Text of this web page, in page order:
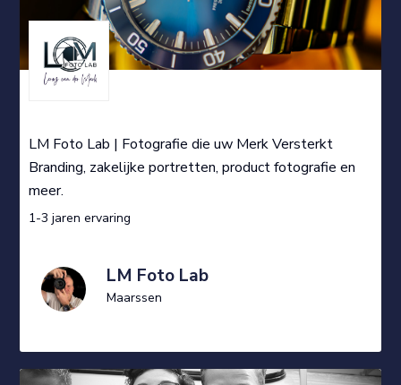
LM Foto Lab | Fotografie die uw Merk Versterkt
Branding, zakelijke portretten, product fotografie en
meer.
1-3 jaren ervaring
LM Foto Lab
Maarssen